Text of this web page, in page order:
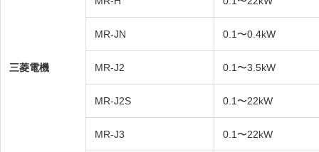
三菱電機
MR-JN 0.1〜0.4kW
MR-J2 0.1〜3.5kW
MR-J2S 0.1〜22kW
MR-J3 0.1〜22kW